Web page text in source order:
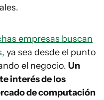
empresas buscan
, ya sea desde el punto
el negocio. Un
interés de los
de computación